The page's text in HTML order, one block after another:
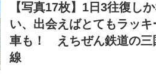
【写真17枚】1日3往復し
い、出会えばとてもラッキ
車も！ えちぜん鉄道の三
線